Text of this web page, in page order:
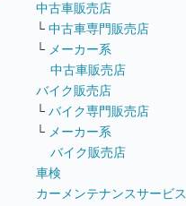
中古車販売店
└ 中古車専門販売店
└ メーカー系
中古車販売店
バイク販売店
└ バイク専門販売店
└ メーカー系
バイク販売店
車検
カーメンテナンスサービス